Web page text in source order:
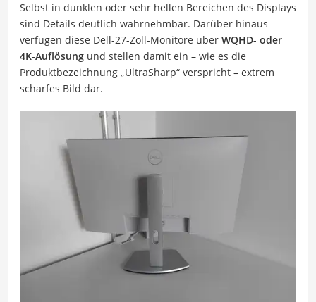
Selbst in dunklen oder sehr hellen Bereichen des Displays
sind Details deutlich wahrnehmbar. Darüber hinaus
verfügen diese Dell-27-Zoll-Monitore über WQHD- oder
4K-Auflösung und stellen damit ein – wie es die
Produktbezeichnung „UltraSharp“ verspricht – extrem
scharfes Bild dar.